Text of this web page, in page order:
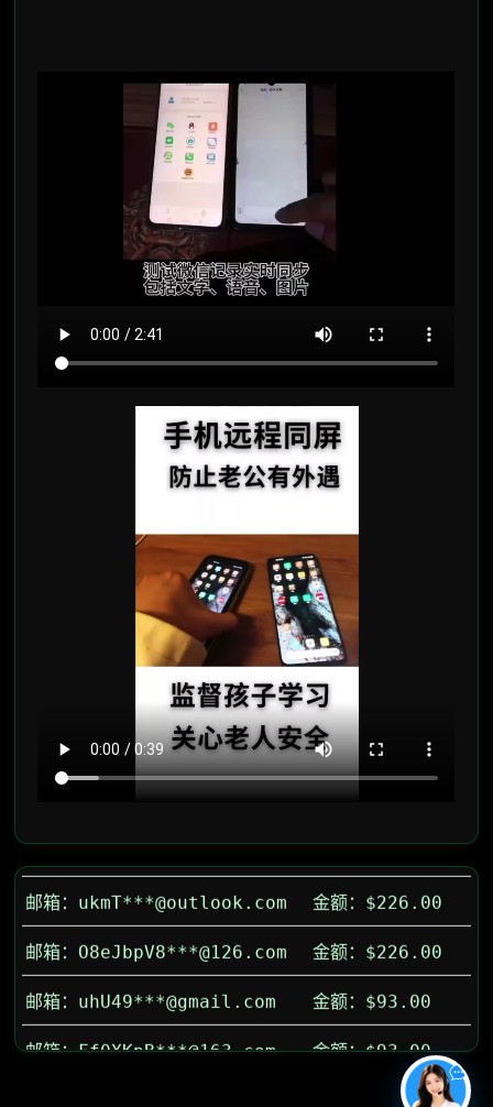
邮箱：985***@qq.com 金额：$103.00
邮箱：iMoB7E8***@gmail.com 金额：$93.00
邮箱：ukmT***@outlook.com 金额：$226.00
邮箱：O8eJbpV8***@126.com 金额：$226.00
邮箱：uhU49***@gmail.com 金额：$93.00
邮箱：Ff0XKpB***@163.com 金额：$93.00